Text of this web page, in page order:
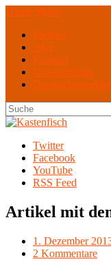
Home Menü
Podcast
Blog
Kontakt
Unterstützung
Twitter
Facebook
YouTube
RSS Feed
Artikel mit
1. Dezember
2 Kommentare